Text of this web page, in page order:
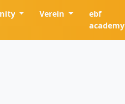
Verein
ebf
academy